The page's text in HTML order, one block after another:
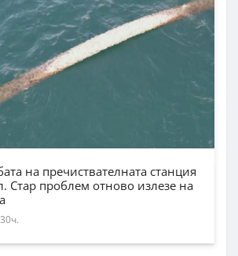
на пречиствателната станция
Стар проблем отново излезе на